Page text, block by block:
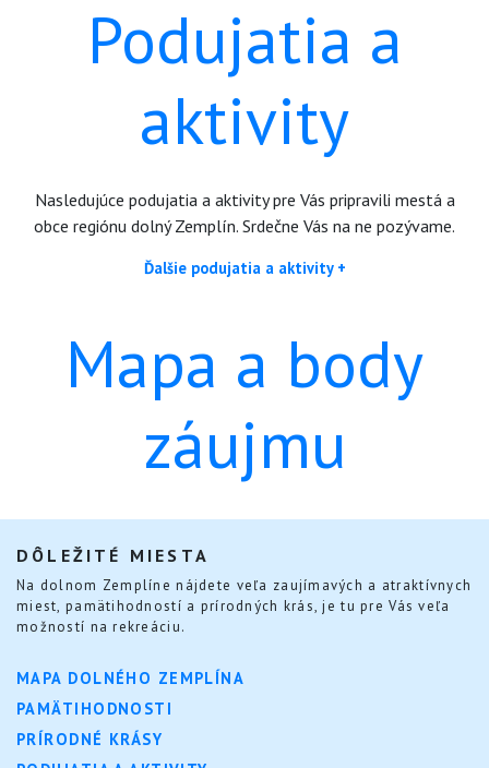
Podujatia a
aktivity
Nasledujúce podujatia a aktivity pre Vás pripravili mestá a
obce regiónu dolný Zemplín. Srdečne Vás na ne pozývame.
Ďalšie podujatia a aktivity +
Mapa a body
záujmu
DÔLEŽITÉ MIESTA
Na dolnom Zemplíne nájdete veľa zaujímavých a atraktívnych
miest, pamätihodností a prírodných krás, je tu pre Vás veľa
možností na rekreáciu.
MAPA DOLNÉHO ZEMPLÍNA
PAMÄTIHODNOSTI
PRÍRODNÉ KRÁSY